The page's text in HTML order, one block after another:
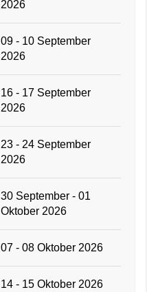
2026
09 - 10 September
2026
16 - 17 September
2026
23 - 24 September
2026
30 September - 01
Oktober 2026
07 - 08 Oktober 2026
14 - 15 Oktober 2026